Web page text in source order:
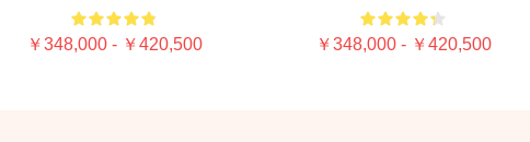
￥348,000 - ￥420,500 ￥348,000 - ￥420,500